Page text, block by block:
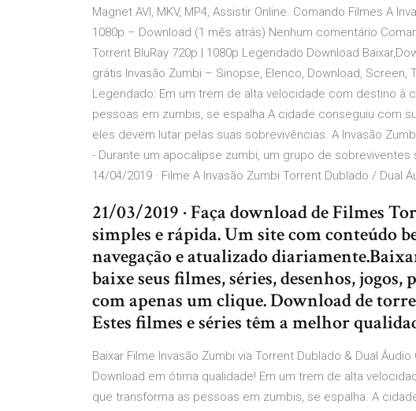
Magnet AVI, MKV, MP4, Assistir Online. Comando Filmes A
1080p – Download (1 mês atrás) Nenhum comentário
Torrent BluRay 720p | 1080p Legendado Download
grátis Invasão Zumbi – Sinopse, Elenco, Download, Screen,
Legendado: Em um trem de alta velocidade com destino à
pessoas em zumbis, se espalha.A cidade conseguiu com
eles devem lutar pelas suas sobrevivências. A Invasão
- Durante um apocalipse zumbi, um grupo de
14/04/2019 · Filme A Invasão Zumbi Torrent Dublado / Dual
21/03/2019 · Faça download de Filmes
simples e rápida. Um site com conteúdo
navegação e atualizado
baixe seus filmes, séries, desenhos,
com apenas um clique. Download de
Estes filmes e séries têm a melhor
Baixar Filme Invasão Zumbi via Torrent Dublado & Dual
Download em ótima qualidade! Em um trem de alta
que transforma as pessoas em zumbis, se espalha. A